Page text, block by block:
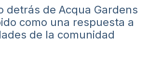
detrás de Acqua Gardens
como una respuesta a
de la comunidad